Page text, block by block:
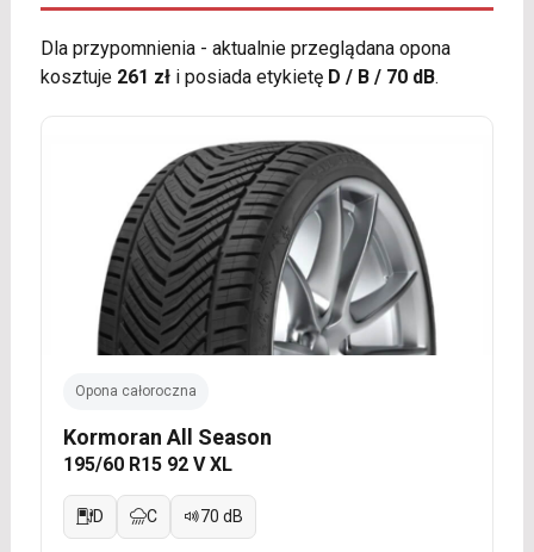
Dla przypomnienia - aktualnie przeglądana opona
kosztuje 261 złi posiada etykietę D / B / 70 dB.
Opona całoroczna
Kormoran All Season
195/60 R15 92 V XL
D C 70 dB